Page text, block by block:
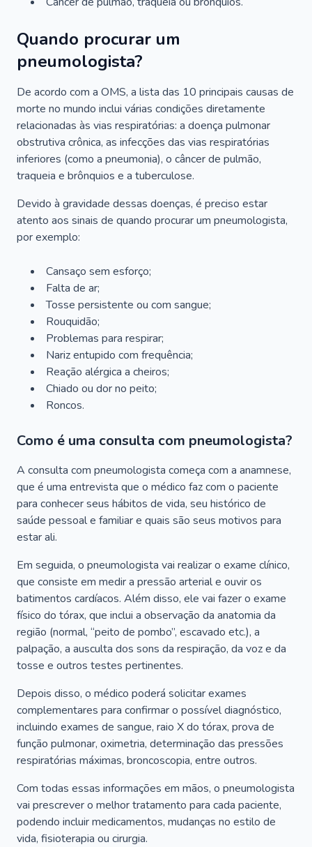
Quando procurar um
pneumologista?
De acordo com a OMS, a lista das 10 principais causas de
morte no mundo inclui várias condições diretamente
relacionadas às vias respiratórias: a doença pulmonar
obstrutiva crônica, as infecções das vias respiratórias
inferiores (como a pneumonia), o câncer de pulmão,
traqueia e brônquios e a tuberculose.
Devido à gravidade dessas doenças, é preciso estar
atento aos sinais de quando procurar um pneumologista,
por exemplo:
Cansaço sem esforço;
Falta de ar;
Tosse persistente ou com sangue;
Rouquidão;
Problemas para respirar;
Nariz entupido com frequência;
Reação alérgica a cheiros;
Chiado ou dor no peito;
Roncos.
Como é uma consulta com pneumologista?
A consulta com pneumologista começa com a anamnese,
que é uma entrevista que o médico faz com o paciente
para conhecer seus hábitos de vida, seu histórico de
saúde pessoal e familiar e quais são seus motivos para
estar ali.
Em seguida, o pneumologista vai realizar o exame clínico,
que consiste em medir a pressão arterial e ouvir os
batimentos cardíacos. Além disso, ele vai fazer o exame
físico do tórax, que inclui a observação da anatomia da
região (normal, “peito de pombo”, escavado etc.), a
palpação, a ausculta dos sons da respiração, da voz e da
tosse e outros testes pertinentes.
Depois disso, o médico poderá solicitar exames
complementares para confirmar o possível diagnóstico,
incluindo exames de sangue, raio X do tórax, prova de
função pulmonar, oximetria, determinação das pressões
respiratórias máximas, broncoscopia, entre outros.
Com todas essas informações em mãos, o pneumologista
vai prescrever o melhor tratamento para cada paciente,
podendo incluir medicamentos, mudanças no estilo de
vida, fisioterapia ou cirurgia.